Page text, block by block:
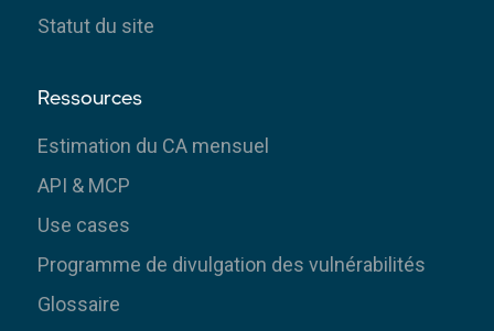
Statut du site
Ressources
Estimation du CA mensuel
API & MCP
Use cases
Programme de divulgation des vulnérabilités
Glossaire